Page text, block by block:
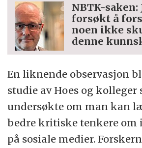
NBTK-saken:
forsøkt å
noen ikke
denne
En liknende observasjon
studie av Hoes og kolleger
undersøkte om man kan
bedre kritiske tenkere om
på sosiale medier.